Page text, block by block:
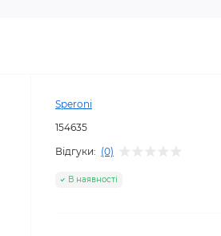
Speroni
154635
Відгуки: (0)
В наявності